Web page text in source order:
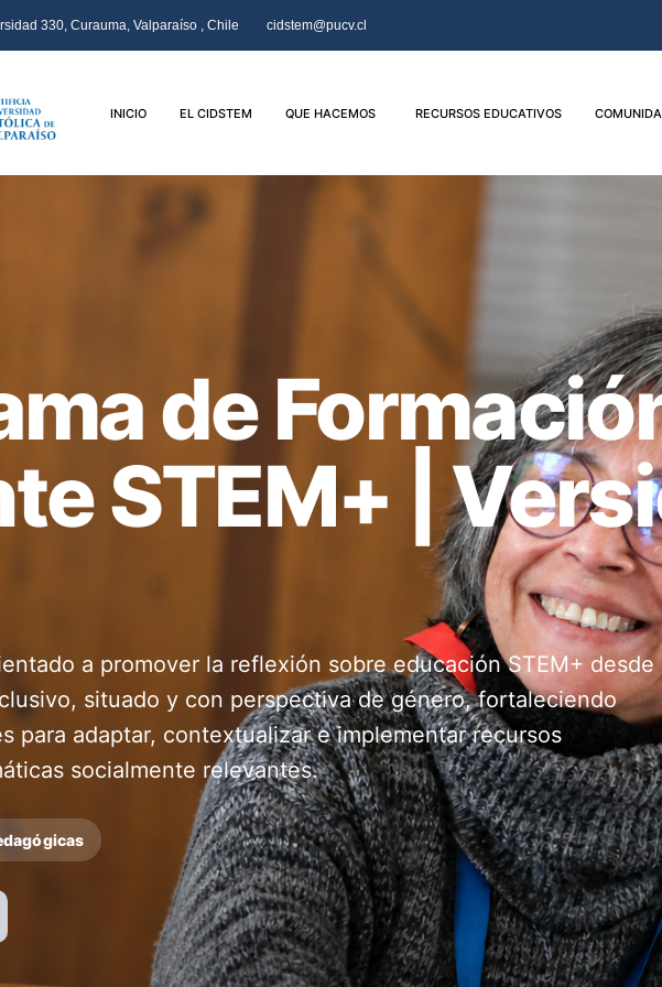
330, Curauma, Valparaíso , Chile cidstem@pucv.cl
INICIO EL CIDSTEM QUE HACEMOS RECURSOS EDUCATIVOS
de
STEM+ |
a promover la reflexión sobre educación STEM+ desde
situado y con perspectiva de género, fortaleciendo
para adaptar, contextualizar e implementar recursos
socialmente relevantes.